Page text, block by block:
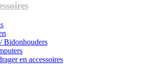
Bidonhouders
en accessoires